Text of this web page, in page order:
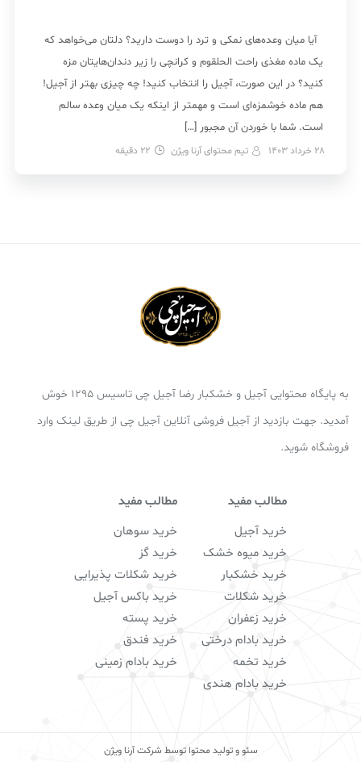
آیا میان وعده‌های نمکی و ترد را دوست دارید؟ دلتان می‌خواهد که
یک ماده مغذی راحت الحلقوم و کرانچی را زیر دندان‌هایتان مزه
کنید؟ در این صورت، آجیل را انتخاب کنید! چه چیزی بهتر از آجیل!
هم ماده خوشمزه‌ای است و مهمتر از اینکه یک میان وعده سالم
است. شما با خوردن آن مجبور […]
28 خرداد 1403 تیم محتوای آرنا ویژن 22 دقیقه
به پایگاه محتوایی آجیل و خشکبار رضا آجیل چی تاسیس 1295 خوش
آمدید. جهت بازدید از آجیل فروشی آنلاین آجیل چی از طریق لینک وارد
فروشگاه شوید.
مطالب مفید
خرید آجیل
خرید میوه خشک
خرید خشکبار
خرید شکلات
خرید زعفران
خرید بادام درختی
خرید تخمه
خرید بادام هندی
مطالب مفید
خرید سوهان
خرید گز
خرید شکلات پذیرایی
خرید باکس آجیل
خرید پسته
خرید فندق
خرید بادام زمینی
سئو و تولید محتوا توسط شرکت آرنا ویژن